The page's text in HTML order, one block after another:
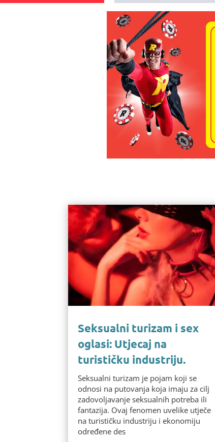
Seksualni turizam i sex
oglasi: Utjecaj na
turističku industriju.
Seksualni turizam je pojam koji se
odnosi na putovanja koja imaju za cilj
zadovoljavanje seksualnih potreba ili
fantazija. Ovaj fenomen uvelike utječe
na turističku industriju i ekonomiju
određene des